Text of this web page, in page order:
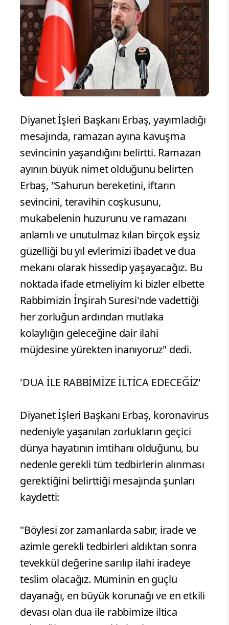
Diyanet İşleri Başkanı Erbaş, yayımladığı
mesajında, ramazan ayına kavuşma
sevincinin yaşandığını belirtti. Ramazan
ayının büyük nimet olduğunu belirten
Erbaş, "Sahurun bereketini, iftarın
sevincini, teravihin coşkusunu,
mukabelenin huzurunu ve ramazanı
anlamlı ve unutulmaz kılan birçok eşsiz
güzelliği bu yıl evlerimizi ibadet ve dua
mekanı olarak hissedip yaşayacağız. Bu
noktada ifade etmeliyim ki bizler elbette
Rabbimizin İnşirah Suresi'nde vadettiği
her zorluğun ardından mutlaka
kolaylığın geleceğine dair ilahi
müjdesine yürekten inanıyoruz" dedi.
'DUA İLE RABBİMİZE İLTİCA EDECEĞİZ'
Diyanet İşleri Başkanı Erbaş, koronavirüs
nedeniyle yaşanılan zorlukların geçici
dünya hayatının imtihanı olduğunu, bu
nedenle gerekli tüm tedbirlerin alınması
gerektiğini belirttiği mesajında şunları
kaydetti:
"Böylesi zor zamanlarda sabır, irade ve
azimle gerekli tedbirleri aldıktan sonra
tevekkül değerine sarılıp ilahi iradeye
teslim olacağız. Müminin en güçlü
dayanağı, en büyük korunağı ve en etkili
devası olan dua ile rabbimize iltica